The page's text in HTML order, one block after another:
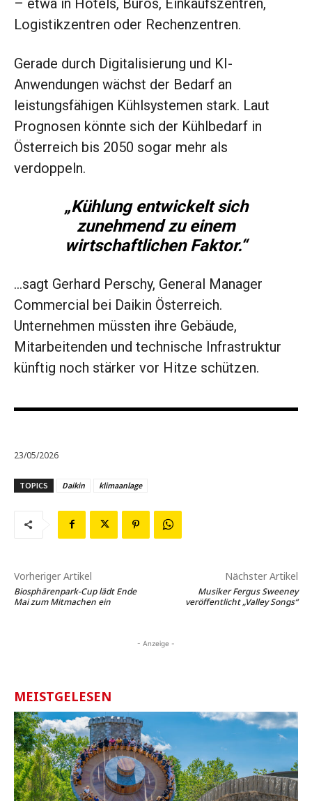
– etwa in Hotels, Büros, Einkaufszentren,
Logistikzentren oder Rechenzentren.
Gerade durch Digitalisierung und KI-
Anwendungen wächst der Bedarf an
leistungsfähigen Kühlsystemen stark. Laut
Prognosen könnte sich der Kühlbedarf in
Österreich bis 2050 sogar mehr als
verdoppeln.
„Kühlung entwickelt sich
zunehmend zu einem
wirtschaftlichen Faktor.“
…sagt Gerhard Perschy, General Manager
Commercial bei Daikin Österreich.
Unternehmen müssten ihre Gebäude,
Mitarbeitenden und technische Infrastruktur
künftig noch stärker vor Hitze schützen.
23/05/2026
TOPICS Daikin klimaanlage
Vorheriger Artikel
Biosphärenpark-Cup lädt Ende
Mai zum Mitmachen ein
Nächster Artikel
Musiker Fergus Sweeney
veröffentlicht „Valley Songs“
- Anzeige -
MEISTGELESEN